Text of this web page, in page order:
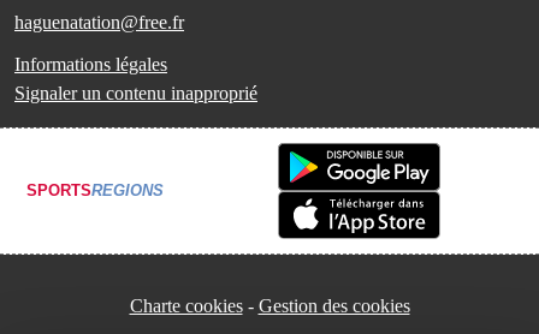
haguenatation@free.fr
Informations légales
Signaler un contenu inapproprié
SPORTSREGIONS
Charte cookies Gestion des cookies